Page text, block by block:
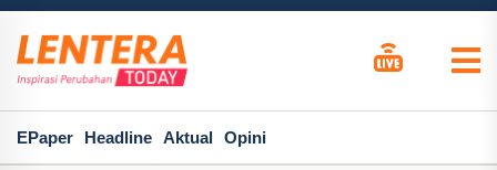
EPaper Headline Aktual Opini